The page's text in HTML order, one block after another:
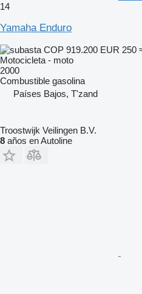
14
Yamaha Enduro
COP 919.200 EUR 250
Motocicleta - moto
2000
Combustible gasolina
Países Bajos, T'zand
Troostwijk Veilingen B.V.
8 años en Autoline